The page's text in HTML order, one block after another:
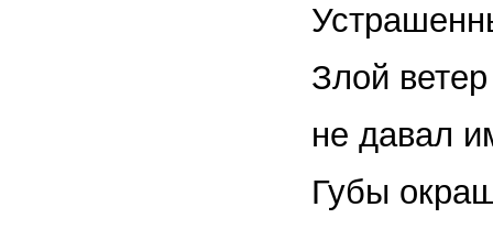
Злой
не давал
Губы